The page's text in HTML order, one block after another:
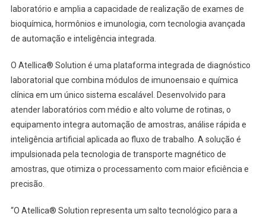
laboratório e amplia a capacidade de realização de exames de
bioquímica, hormônios e imunologia, com tecnologia avançada
de automação e inteligência integrada.
O Atellica® Solution é uma plataforma integrada de diagnóstico
laboratorial que combina módulos de imunoensaio e química
clínica em um único sistema escalável. Desenvolvido para
atender laboratórios com médio e alto volume de rotinas, o
equipamento integra automação de amostras, análise rápida e
inteligência artificial aplicada ao fluxo de trabalho. A solução é
impulsionada pela tecnologia de transporte magnético de
amostras, que otimiza o processamento com maior eficiência e
precisão.
“O Atellica® Solution representa um salto tecnológico para a